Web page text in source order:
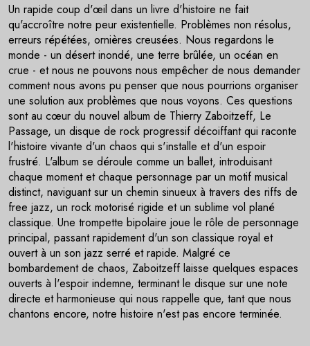
Un rapide coup d'œil dans un livre d'histoire ne fait
qu'accroître notre peur existentielle. Problèmes non résolus,
erreurs répétées, ornières creusées. Nous regardons le
monde - un désert inondé, une terre brûlée, un océan en
crue - et nous ne pouvons nous empêcher de nous demander
comment nous avons pu penser que nous pourrions organiser
une solution aux problèmes que nous voyons. Ces questions
sont au cœur du nouvel album de Thierry Zaboitzeff, Le
Passage, un disque de rock progressif décoiffant qui raconte
l'histoire vivante d'un chaos qui s'installe et d'un espoir
frustré. L'album se déroule comme un ballet, introduisant
chaque moment et chaque personnage par un motif musical
distinct, naviguant sur un chemin sinueux à travers des riffs de
free jazz, un rock motorisé rigide et un sublime vol plané
classique. Une trompette bipolaire joue le rôle de personnage
principal, passant rapidement d'un son classique royal et
ouvert à un son jazz serré et rapide. Malgré ce
bombardement de chaos, Zaboitzeff laisse quelques espaces
ouverts à l'espoir indemne, terminant le disque sur une note
directe et harmonieuse qui nous rappelle que, tant que nous
chantons encore, notre histoire n'est pas encore terminée.